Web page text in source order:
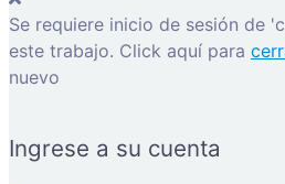
Se requiere inicio de sesión de
este trabajo. Click aquí para
nuevo
Ingrese a su cuenta